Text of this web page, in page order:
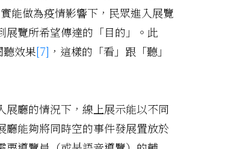
能做為疫情影響下，民眾進入展覽
覽所希望傳達的「目的」。此
效果[7] ，這樣的「看」跟「聽」
廳的情況下，線上展示能以不同
能夠將同時空的事件發展置放於